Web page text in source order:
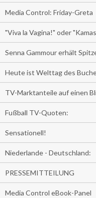
Media Control: Friday-Greta
"Viva la Vagina!" oder
Senna Gammour erhält
Heute ist Welttag des
TV-Marktanteile auf einen
Fußball TV-Quoten:
Sensationell!
Niederlande - Deutschland:
PRESSEMITTEILUNG
Media Control eBook-Panel